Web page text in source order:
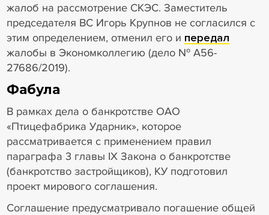
жалоб на рассмотрение СКЭС. Заместитель
председателя ВС Игорь Крупнов не согласился с
этим определением, отменил его и передал
жалобы в Экономколлегию (дело № А56-
27686/2019).
Фабула
В рамках дела о банкротстве ОАО
«Птицефабрика Ударник», которое
рассматривается с применением правил
параграфа 3 главы IX Закона о банкротстве
(банкротство застройщиков), КУ подготовил
проект мирового соглашения.
Соглашение предусматривало погашение общей